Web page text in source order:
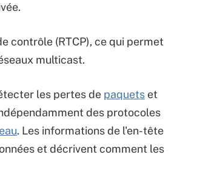
contrôle (RTCP), ce qui permet
multicast.
les pertes de paquets et
des protocoles
. Les informations de l'en-tête
et décrivent comment les